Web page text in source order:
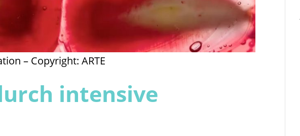
– Copyright: ARTE
intensive